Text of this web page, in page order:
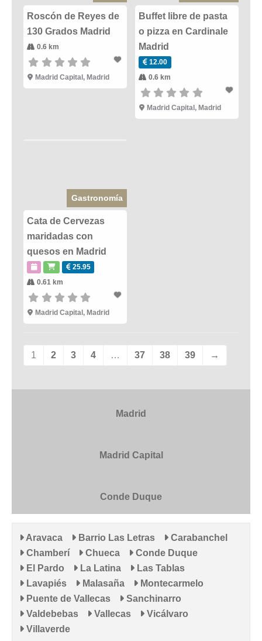
Roscón de Reyes de
130 Grados Madrid
0.6 km
Madrid Capital , Madrid
Buffet libre de pasta
o pizza en Cardinale
Madrid
12.00
0.6 km
Madrid Capital , Madrid
Gastronomía
Cata de Cervezas
maridadas con
quesos en Madrid
25.95
0.61 km
Madrid Capital , Madrid
1 2 3 4 … 37 38 39 →
Madrid
Madrid Capital
Conde Duque
Aravaca Barrio Las Letras
Carabanchel
Chamberí
Chueca
Conde Duque
El Pardo
La Latina
Las Tablas
Lavapiés
Malasaña
Montecarmelo
Puente de Vallecas
Sanchinarro
Valdebebas
Vallecas
Vicálvaro
Villaverde